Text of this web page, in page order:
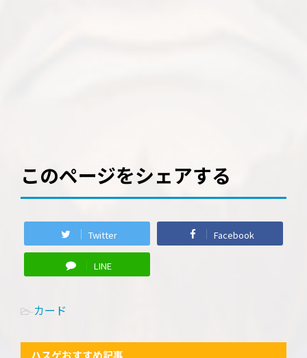
このページをシェアする
Twitter Facebook
LINE
-カード
ハスゲおすすめ記事